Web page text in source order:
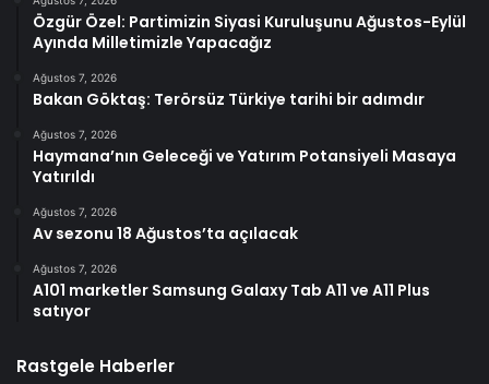
Özgür Özel: Partimizin Siyasi Kuruluşunu Ağustos-Eylül
Ayında Milletimizle Yapacağız
Ağustos 7, 2026
Bakan Göktaş: Terörsüz Türkiye tarihi bir adımdır
Ağustos 7, 2026
Haymana’nın Geleceği ve Yatırım Potansiyeli Masaya
Yatırıldı
Ağustos 7, 2026
Av sezonu 18 Ağustos’ta açılacak
Ağustos 7, 2026
A101 marketler Samsung Galaxy Tab A11 ve A11 Plus
satıyor
Rastgele Haberler